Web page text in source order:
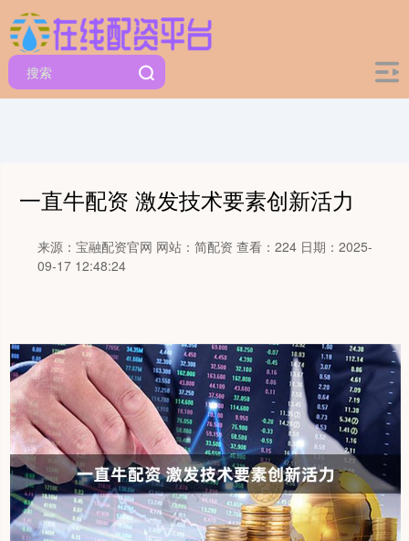
一直牛配资 激发技术要素创新活力
来源：宝融配资官网 网站：简配资 查看：224 日期：2025-
09-17 12:48:24